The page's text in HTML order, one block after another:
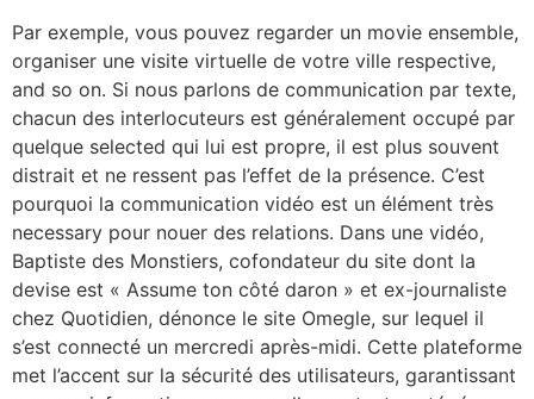
Par exemple, vous pouvez regarder un movie ensemble,
organiser une visite virtuelle de votre ville respective,
and so on. Si nous parlons de communication par texte,
chacun des interlocuteurs est généralement occupé par
quelque selected qui lui est propre, il est plus souvent
distrait et ne ressent pas l’effet de la présence. C’est
pourquoi la communication vidéo est un élément très
necessary pour nouer des relations. Dans une vidéo,
Baptiste des Monstiers, cofondateur du site dont la
devise est « Assume ton côté daron » et ex-journaliste
chez Quotidien, dénonce le site Omegle, sur lequel il
s’est connecté un mercredi après-midi. Cette plateforme
met l’accent sur la sécurité des utilisateurs, garantissant